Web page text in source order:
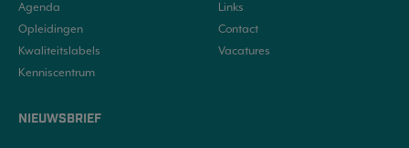
Agenda
Opleidingen
Kwaliteitslabels
Kenniscentrum
Links
Contact
Vacatures
NIEUWSBRIEF